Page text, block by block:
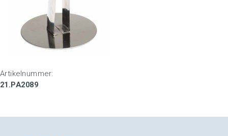
Artikelnummer:
21.PA2089